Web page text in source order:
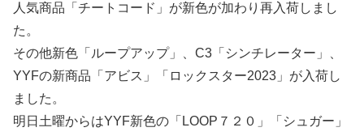
人気商品「チートコード」が新色が加わり再入荷しまし
た。
その他新色「ループアップ」、C3「シンチレーター」、
YYFの新商品「アビス」「ロックスター2023」が入荷し
ました。
明日土曜からはYYF新色の「LOOP７２０」「シュガー」